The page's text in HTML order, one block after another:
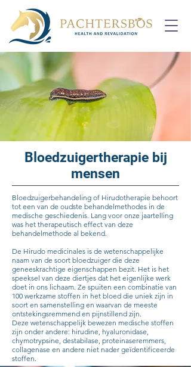
Bloedzuigertherapie bij
mensen
Bloedzuigerbehandeling of Hirudotherapie behoort
tot een van de oudste behandelmethodes in de
medische geschiedenis. Lang voor onze jaartelling
was het therapeutisch effect van deze
behandelmethode al bekend.
De Hirudo medicinales is de wetenschappelijke
naam van de soort bloedzuiger die deze
geneeskrachtige eigenschappen bezit. Het is het
speeksel van deze diertjes dat het eigenlijke werk
doet in ons lichaam. Ze spuiten een combinatie van
100 werkzame stoffen in het bloed die uniek zijn in
soort en samenstelling en waarvan de meeste
ontstekingsremmend en pijnstillend zijn.
Deze wetenschappelijk bewezen medische stoffen
zijn onder andere: hirudine, hyaluronidase,
chymotrypsine, destabilase, proteinaseremmers,
collagenase en andere niet nader geïdentificeerde
stoffen.